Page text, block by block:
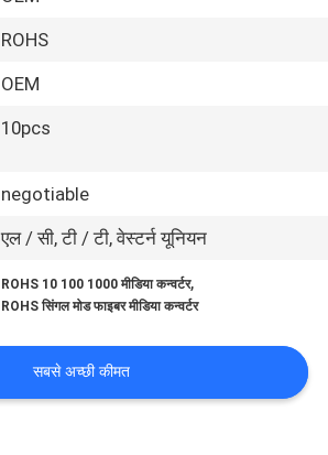
ROHS
OEM
10pcs
negotiable
एल / सी, टी / टी, वेस्टर्न यूनियन
ROHS 10 100 1000 मीडिया कन्वर्टर,
ROHS सिंगल मोड फाइबर मीडिया कन्वर्टर
सबसे अच्छी कीमत